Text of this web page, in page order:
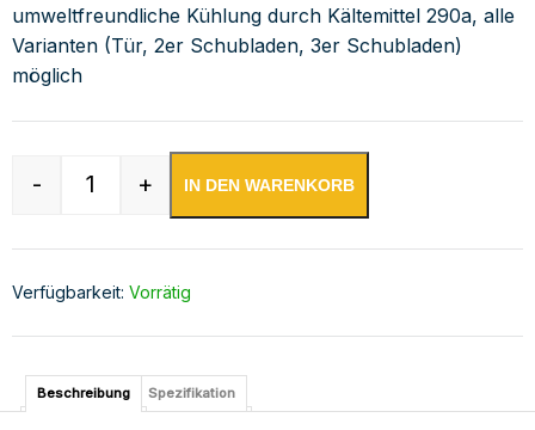
umweltfreundliche Kühlung durch Kältemittel 290a, alle
Varianten (Tür, 2er Schubladen, 3er Schubladen)
möglich
Kühltisch -2 bis +8°C 2330x700x850mm mit 1x
- + IN DEN WARENKORB
Verfügbarkeit: Vorrätig
Beschreibung Spezifikation